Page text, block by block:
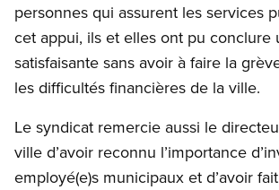
personnes qui assurent les services
cet appui, ils et elles ont pu conclure
satisfaisante sans avoir à faire la
les difficultés financières de la ville.
Le syndicat remercie aussi le
ville d’avoir reconnu l’importance
employé(e)s municipaux et d’avoir